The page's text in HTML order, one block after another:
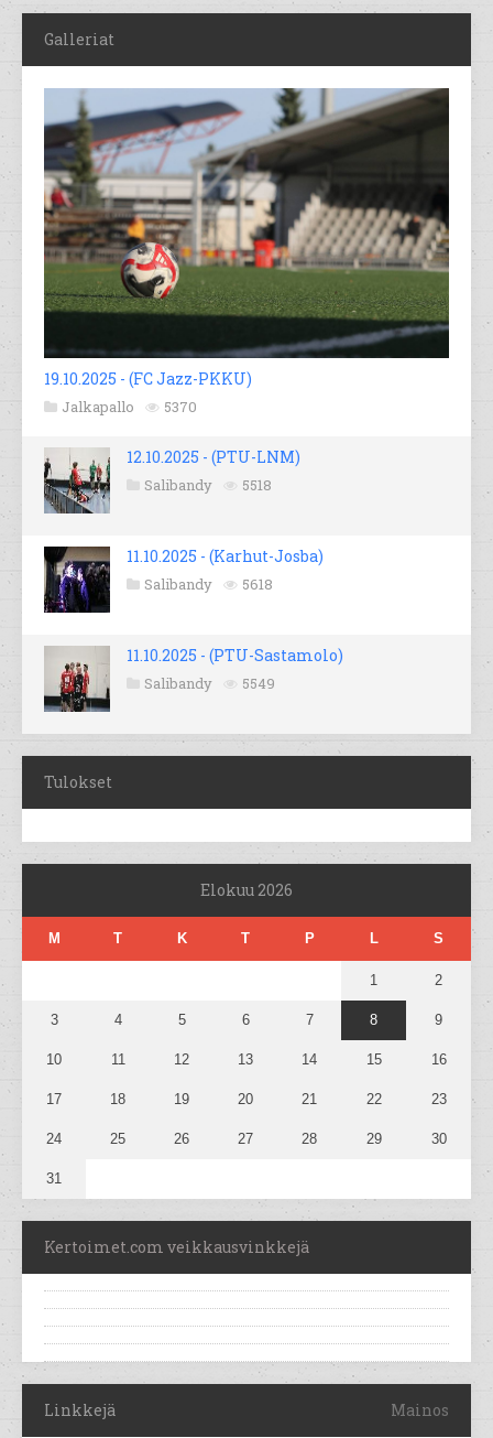
Galleriat
19.10.2025 - (FC Jazz-PKKU)
Jalkapallo 5370
12.10.2025 - (PTU-LNM)
Salibandy 5518
11.10.2025 - (Karhut-Josba)
Salibandy 5618
11.10.2025 - (PTU-Sastamolo)
Salibandy 5549
Tulokset
Elokuu 2026
M T K T P L S
1 2
3 4 5 6 7 8 9
10 11 12 13 14 15 16
17 18 19 20 21 22 23
24 25 26 27 28 29 30
31
Kertoimet.com veikkausvinkkejä
Linkkejä Mainos